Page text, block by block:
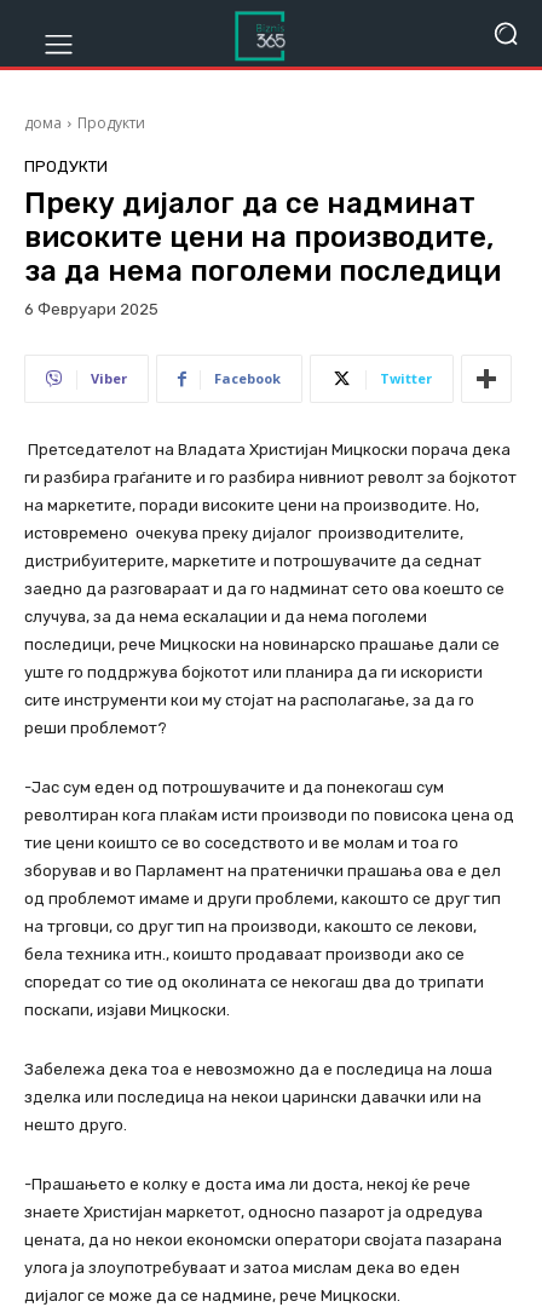
дома Продукти
ПРОДУКТИ
Преку дијалог да се надминат
високите цени на производите,
за да нема поголеми последици
6 Февруари 2025
Viber Facebook Twitter
Претседателот на Владата Христијан Мицкоски порача дека
ги разбира граѓаните и го разбира нивниот револт за бојкотот
на маркетите, поради високите цени на производите. Но,
истовремено очекува преку дијалог производителите,
дистрибуитерите, маркетите и потрошувачите да седнат
заедно да разговараат и да го надминат сето ова коешто се
случува, за да нема ескалации и да нема поголеми
последици, рече Мицкоски на новинарско прашање дали се
уште го поддржува бојкотот или планира да ги искористи
сите инструменти кои му стојат на располагање, за да го
реши проблемот?
-Јас сум еден од потрошувачите и да понекогаш сум
револтиран кога плаќам исти производи по повисока цена од
тие цени коишто се во соседството и ве молам и тоа го
зборував и во Парламент на пратенички прашања ова е дел
од проблемот имаме и други проблеми, какошто се друг тип
на трговци, со друг тип на производи, какошто се лекови,
бела техника итн., коишто продаваат производи ако се
споредат со тие од околината се некогаш два до трипати
поскапи, изјави Мицкоски.
Забележа дека тоа е невозможно да е последица на лоша
зделка или последица на некои царински давачки или на
нешто друго.
-Прашањето е колку е доста има ли доста, некој ќе рече
знаете Христијан маркетот, односно пазарот ја одредува
цената, да но некои економски оператори својата пазарана
улога ја злоупотребуваат и затоа мислам дека во еден
дијалог се може да се надмине, рече Мицкоски.